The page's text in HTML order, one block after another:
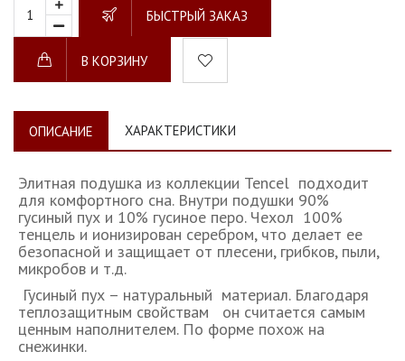
БЫСТРЫЙ ЗАКАЗ
В КОРЗИНУ
ОПИСАНИЕ ХАРАКТЕРИСТИКИ
Элитная подушка из коллекции Tencel подходит
для комфортного сна. Внутри подушки 90%
гусиный пух и 10% гусиное перо. Чехол 100%
тенцель и ионизирован серебром, что делает ее
безопасной и защищает от плесени, грибков, пыли,
микробов и т.д.
Гусиный пух – натуральный материал. Благодаря
теплозащитным свойствам он считается самым
ценным наполнителем. По форме похож на
снежинки.